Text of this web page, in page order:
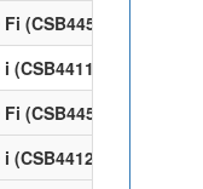
(CSB44514368)
(CSB44114368)
(CSB44524368)
(CSB44124368)